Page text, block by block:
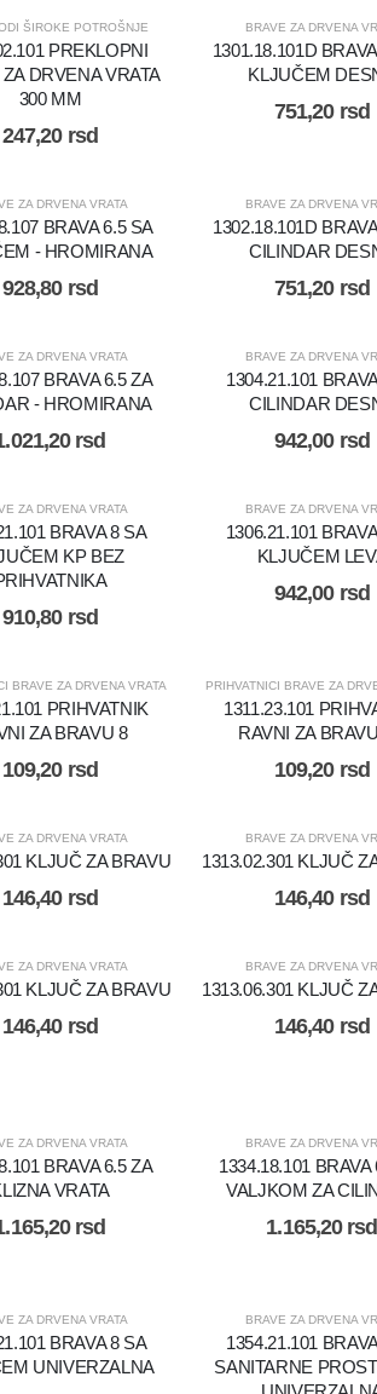
ŠIROKE POTROŠNJE
PREKLOPNI
DRVENA VRATA
300 MM
247,20 rsd
BRAVE ZA DRVENA
1301.18.101D
KLJUČEM
751,20 rsd
ZA DRVENA VRATA
BRAVA 6.5 SA
- HROMIRANA
928,80 rsd
BRAVE ZA DRVENA
1302.18.101D
CILINDAR
751,20 rsd
ZA DRVENA VRATA
BRAVA 6.5 ZA
- HROMIRANA
rsd
BRAVE ZA DRVENA
1304.21.101
CILINDAR
942,00 rsd
ZA DRVENA VRATA
BRAVA 8 SA
KP BEZ
910,80 rsd
BRAVE ZA DRVENA
1306.21.101
KLJUČEM
942,00 rsd
BRAVE ZA DRVENA VRATA
PRIHVATNIK
ZA BRAVU 8
109,20 rsd
PRIHVATNICI BRAVE ZA
1311.23.101
RAVNI ZA
109,20 rsd
ZA DRVENA VRATA
KLJUČ ZA BRAVU
146,40 rsd
BRAVE ZA DRVENA
1313.02.301 KLJUČ
146,40 rsd
ZA DRVENA VRATA
KLJUČ ZA BRAVU
146,40 rsd
BRAVE ZA DRVENA
1313.06.301 KLJUČ
146,40 rsd
ZA DRVENA VRATA
BRAVA 6.5 ZA
VRATA
rsd
BRAVE ZA DRVENA
1334.18.101 BRAVA
VALJKOM ZA
1.165,20 rsd
ZA DRVENA VRATA
BRAVA 8 SA
UNIVERZALNA
BRAVE ZA DRVENA
1354.21.101
SANITARNE